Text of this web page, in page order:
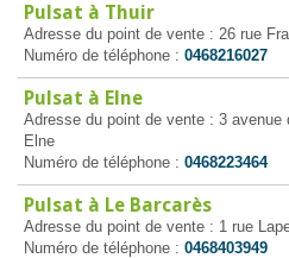
Pulsat à Thuir
Adresse du point de vente : 26 rue
Numéro de téléphone : 0468216027
Pulsat à Elne
Adresse du point de vente : 3 avenue
Elne
Numéro de téléphone : 0468223464
Pulsat à Le Barcarès
Adresse du point de vente : 1 rue
Numéro de téléphone : 0468403949